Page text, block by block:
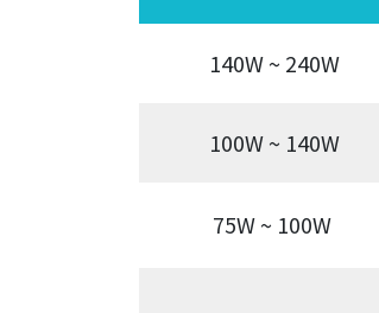
140W ~ 240W
100W ~ 140W
75W ~ 100W